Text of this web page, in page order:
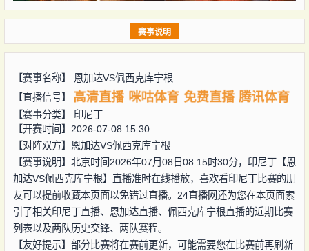
赛事说明
【赛事名称】
恩加达VS佩西克库宁根
【直播信号】
高清直播 咪咕体育 免费直播 腾讯体育
【赛事分类】 印尼丁
【开赛时间】2026-07-08 15:30
【对阵双方】
恩加达VS佩西克库宁根
【赛事说明】北京时间2026年07月08日08 15时30分，印尼丁【恩
加达VS佩西克库宁根】直播准时在线播放，喜欢看印尼丁比赛的朋
友可以提前收藏本页面以免错过直播。24直播网还为您在本页面索
引了相关印尼丁直播、恩加达直播、佩西克库宁根直播的近期比赛
列表以及两队历史交锋、两队赛程。
【友好提示】部分比赛将在赛前更新，可能需要您在比赛前再刷新